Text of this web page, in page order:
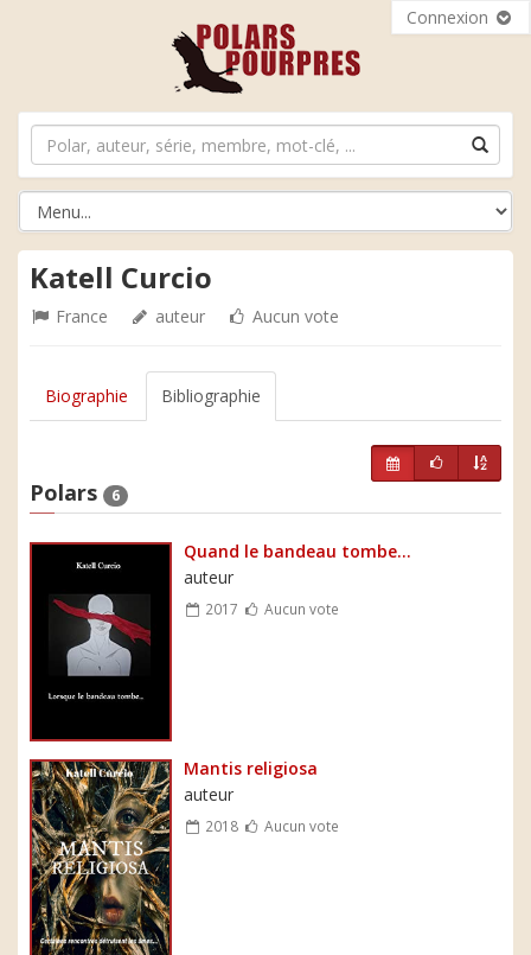
Connexion
Katell Curcio
France auteur Aucun vote
Biographie Bibliographie
Polars 6
Quand le bandeau tombe...
auteur
2017 Aucun vote
Mantis religiosa
auteur
2018 Aucun vote